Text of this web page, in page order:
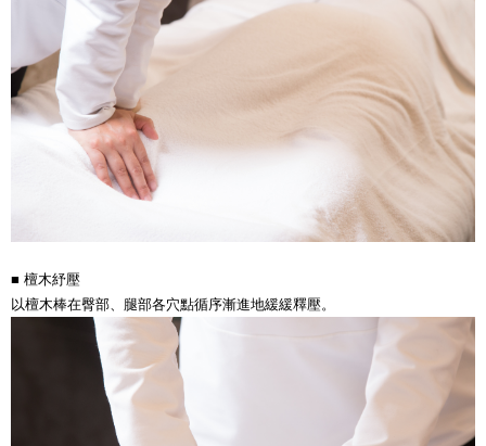
■ 檀木紓壓
以檀木棒在臀部、腿部各穴點循序漸進地緩緩釋壓。